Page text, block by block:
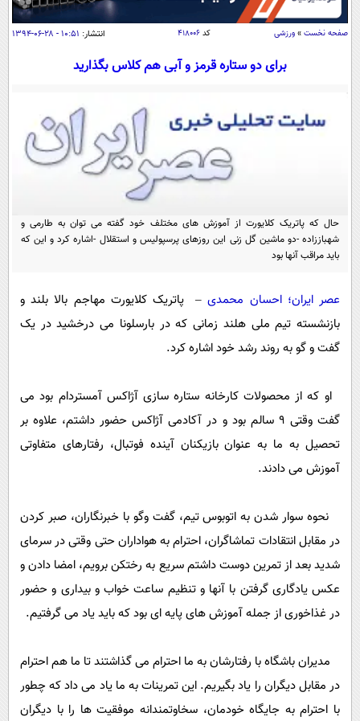
اقتصاد
اقتصادی
جامعه
حوادث
یک برش دانایی
سفر و تفریح
بین الملل
علم و دانش
علمی
گوناگون
مجله تصویری سلاح
ورزش
فناوری
گوناگون
سلامت
فرهنگی
بین الملل
اجتماعی
سیاست خارجی
خواندنی ها و دیدنی ها
روانشناسی
آشپزی
دانلود
آموزش زبان
صفحه نخست » ورزشی کد ۴۱۸۰۰۶ انتشار: ۱۰:۵۱ - ۲۸-۰۶-۱۳۹۴
برای دو ستاره قرمز و آبی هم کلاس بگذارید
حال که پاتریک کلایورت از آموزش های مختلف خود گفته می توان به طارمی و
شهباز‌زاده -دو ماشین گل زنی این روزهای پرسپولیس و استقلال -اشاره کرد و این که
باید مراقب آنها بود
عصر ایران؛ احسان محمدی– پاتریک کلایورت مهاجم بالا بلند و
بازنشسته تیم ملی هلند زمانی که در بارسلونا می درخشید در یک
گفت و گو به روند رشد خود اشاره کرد.
او که از محصولات کارخانه ستاره سازی آژاکس آمستردام بود می
گفت وقتی 9 سالم بود و در آکادمی آژاکس حضور داشتم، علاوه بر
تحصیل به ما به عنوان بازیکنان آینده فوتبال، رفتارهای متفاوتی
آموزش می دادند.
نحوه سوار شدن به اتوبوس تیم، گفت وگو با خبرنگاران، صبر کردن
در مقابل انتقادات تماشاگران، احترام به هواداران حتی وقتی در سرمای
شدید بعد از تمرین دوست داشتم سریع به رختکن برویم، امضا دادن و
عکس یادگاری گرفتن با آنها و تنظیم ساعت خواب و بیداری و حضور
در غذاخوری از جمله آموزش های پایه ای بود که باید یاد می گرفتیم.
مدیران باشگاه با رفتارشان به ما احترام می گذاشتند تا ما هم احترام
در مقابل دیگران را یاد بگیریم. این تمرینات به ما یاد می داد که چطور
با احترام به جایگاه خودمان، سخاوتمندانه موفقیت ها را با دیگران